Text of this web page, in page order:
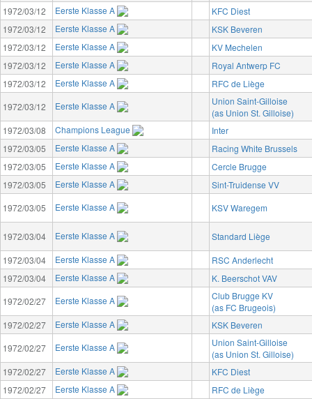
1972/03/12
Eerste Klasse A
KFC Diest
1972/03/12
Eerste Klasse A
KSK Beveren
1972/03/12
Eerste Klasse A
KV Mechelen
1972/03/12
Eerste Klasse A
Royal Antwerp FC
1972/03/12
Eerste Klasse A
RFC de Liège
1972/03/12
Eerste Klasse A
Union Saint-Gilloise
(as Union St. Gilloise)
1972/03/08
Champions League
Inter
1972/03/05
Eerste Klasse A
Racing White Brussels
1972/03/05
Eerste Klasse A
Cercle Brugge
1972/03/05
Eerste Klasse A
Sint-Truidense VV
1972/03/05
Eerste Klasse A KSV Waregem
1972/03/04 Eerste Klasse A
Standard Liège
1972/03/04
Eerste Klasse A
RSC Anderlecht
1972/03/04
Eerste Klasse A
K. Beerschot VAV
1972/02/27
Eerste Klasse A
Club Brugge KV
(as FC Brugeois)
1972/02/27
Eerste Klasse A
KSK Beveren
1972/02/27
Eerste Klasse A
Union Saint-Gilloise
(as Union St. Gilloise)
1972/02/27
Eerste Klasse A
KFC Diest
1972/02/27
Eerste Klasse A
RFC de Liège